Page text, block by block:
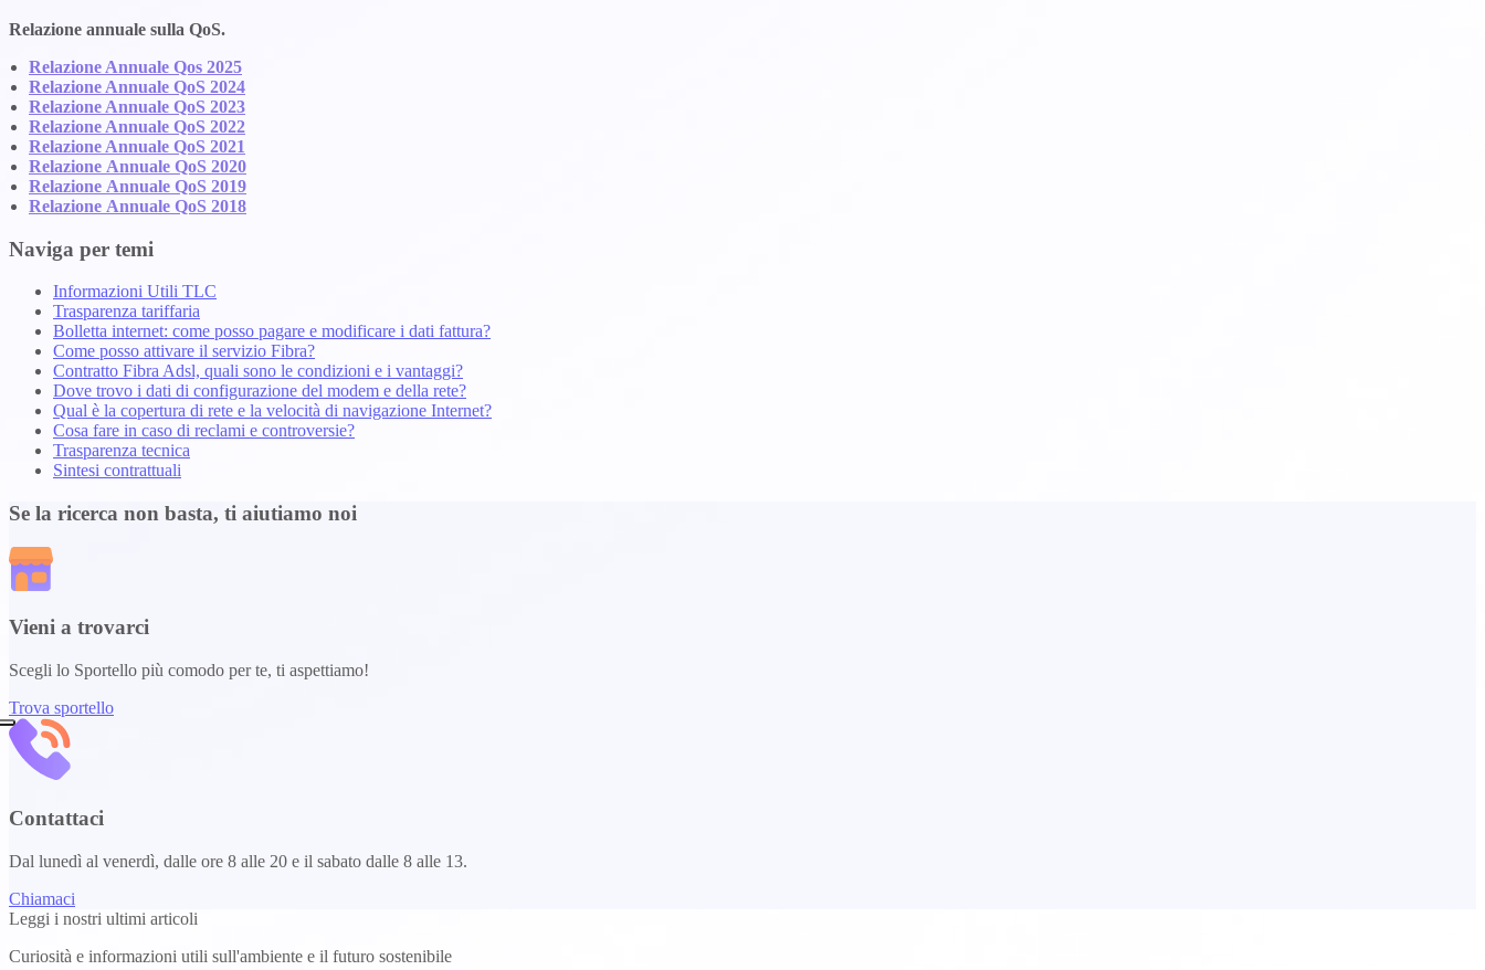
Relazione annuale sulla QoS.
Relazione Annuale Qos 2025
Relazione Annuale QoS 2024
Relazione Annuale QoS 2023
Relazione Annuale QoS 2022
Relazione Annuale QoS 2021
Relazione Annuale QoS 2020
Relazione Annuale QoS 2019
Relazione Annuale QoS 2018
Naviga per temi
Informazioni Utili TLC
Trasparenza tariffaria
Bolletta internet: come posso pagare e modificare i dati fattura?
Come posso attivare il servizio Fibra?
Contratto Fibra Adsl, quali sono le condizioni e i vantaggi?
Dove trovo i dati di configurazione del modem e della rete?
Qual è la copertura di rete e la velocità di navigazione Internet?
Cosa fare in caso di reclami e controversie?
Trasparenza tecnica
Sintesi contrattuali
Se la ricerca non basta, ti aiutiamo noi
Vieni a trovarci
Scegli lo Sportello più comodo per te, ti aspettiamo!
Trova sportello
Contattaci
Dal lunedì al venerdì, dalle ore 8 alle 20 e il sabato dalle 8 alle 13.
Chiamaci
Leggi i nostri ultimi articoli
Curiosità e informazioni utili sull'ambiente e il futuro sostenibile